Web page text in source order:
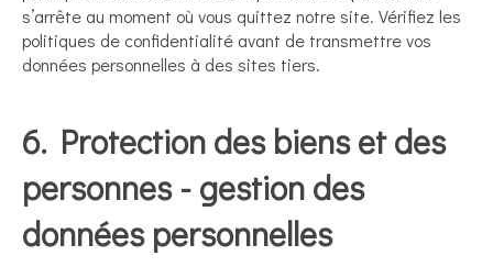
s’arrête au moment où vous quittez notre site. Vérifiez les
politiques de confidentialité avant de transmettre vos
données personnelles à des sites tiers.
6. Protection des biens et des
personnes - gestion des
données personnelles